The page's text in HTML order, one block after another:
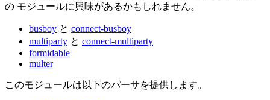
の モジュールに興味があるかもしれません。
busboy と connect-busboy
multiparty と connect-multiparty
formidable
multer
このモジュールは以下のパーサを提供します。